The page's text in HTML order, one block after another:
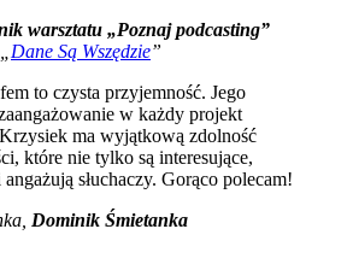
warsztatu „Poznaj podcasting”
Dane Są Wszędzie”
to czysta przyjemność. Jego
w każdy projekt
ma wyjątkową zdolność
które nie tylko są interesujące,
słuchaczy. Gorąco polecam!
Dominik Śmietanka